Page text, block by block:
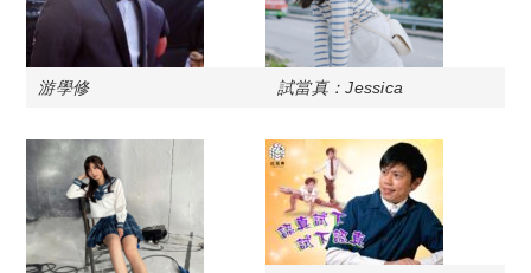
游學修 試當真：Jessica